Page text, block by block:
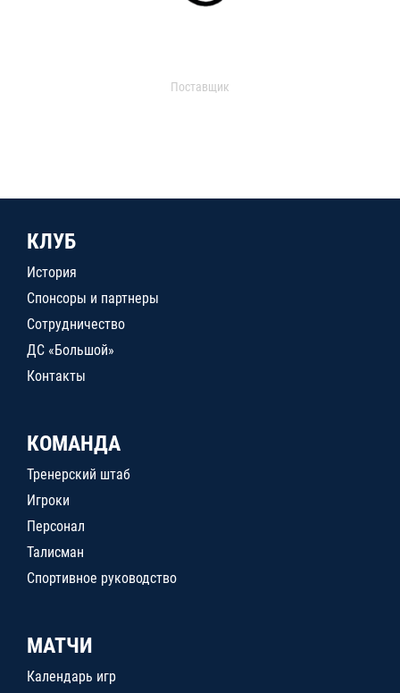
Поставщик
КЛУБ
История
Спонсоры и партнеры
Сотрудничество
ДС «Большой»
Контакты
КОМАНДА
Тренерский штаб
Игроки
Персонал
Талисман
Спортивное руководство
МАТЧИ
Календарь игр